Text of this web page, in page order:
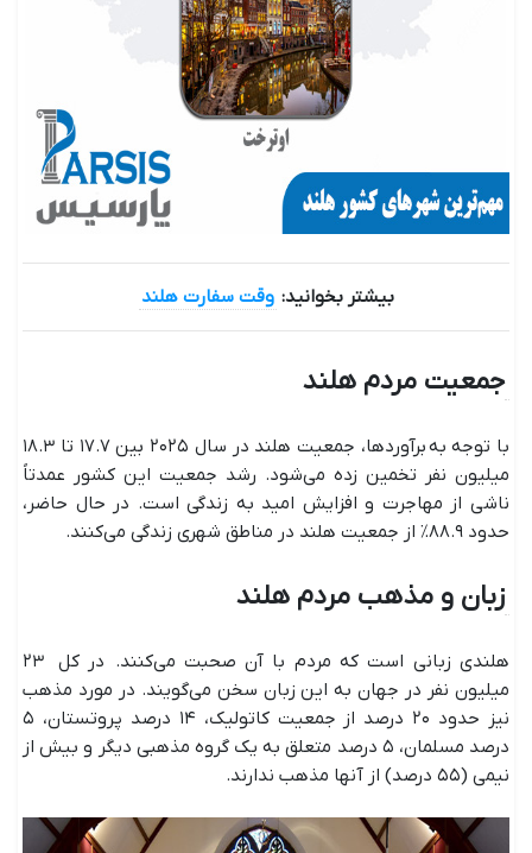
بیشتر بخوانید: وقت سفارت هلند
جمعیت مردم هلند
با توجه به برآوردها، جمعیت هلند در سال ۲۰۲۵ بین ۱۷.۷ تا ۱۸.۳
میلیون نفر تخمین زده می‌شود. رشد جمعیت این کشور عمدتاً
ناشی از مهاجرت و افزایش امید به زندگی است. در حال حاضر،
حدود ۸۸.۹٪ از جمعیت هلند در مناطق شهری زندگی می‌کنند.
زبان و مذهب مردم هلند
هلندی زبانی است که مردم با آن صحبت می‌کنند. در کل ۲۳
میلیون نفر در جهان به این زبان سخن می‌گویند. در مورد مذهب
نیز حدود ۲۰ درصد از جمعیت کاتولیک، ۱۴ درصد پروتستان، ۵
درصد مسلمان، ۵ درصد متعلق به یک گروه مذهبی دیگر و بیش از
نیمی (۵۵ درصد) از آنها مذهب ندارند.